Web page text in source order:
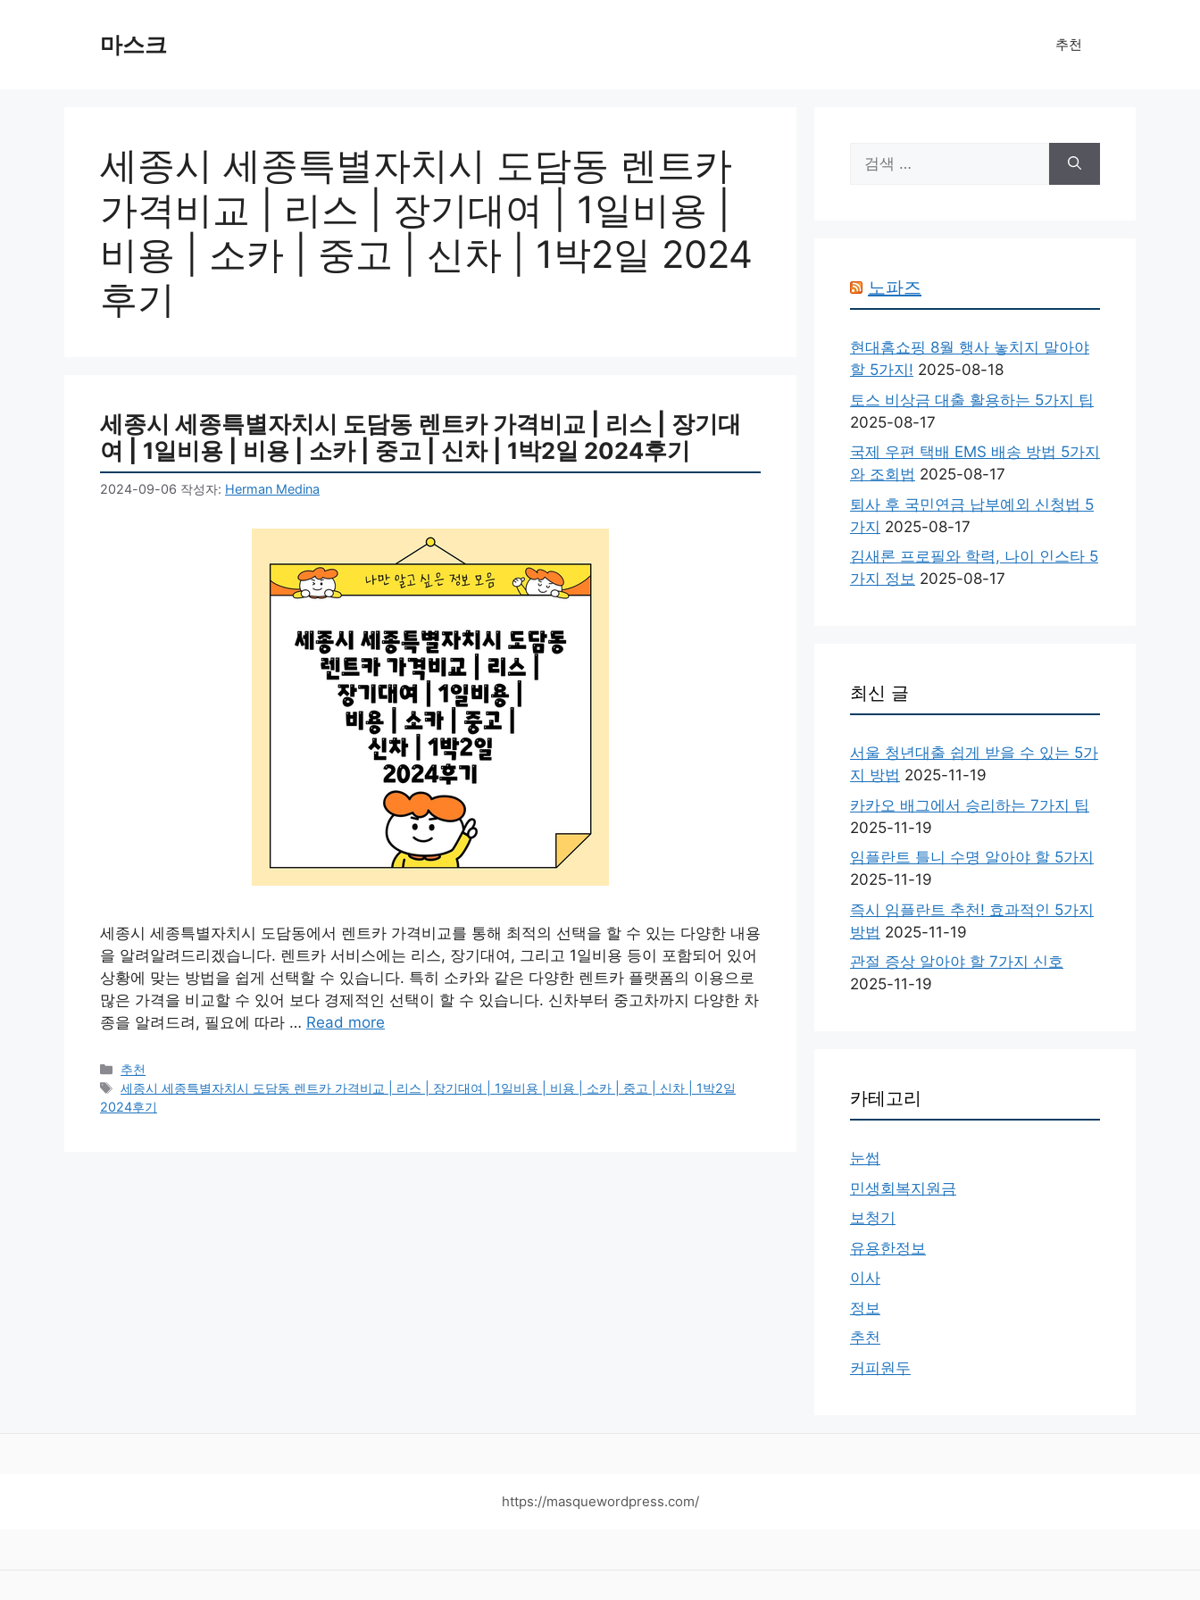
마스크 추천
세종시 세종특별자치시 도담동 렌트카
가격비교 | 리스 | 장기대여 | 1일비용 |
비용 | 소카 | 중고 | 신차 | 1박2일 2024
후기
세종시 세종특별자치시 도담동 렌트카 가격비교 | 리스 | 장기대
여 | 1일비용 | 비용 | 소카 | 중고 | 신차 | 1박2일 2024후기
2024-09-06 작성자: Herman Medina
세종시 세종특별자치시 도담동에서 렌트카 가격비교를 통해 최적의 선택을 할 수 있는 다양한 내용
을 알려알려드리겠습니다. 렌트카 서비스에는 리스, 장기대여, 그리고 1일비용 등이 포함되어 있어
상황에 맞는 방법을 쉽게 선택할 수 있습니다. 특히 소카와 같은 다양한 렌트카 플랫폼의 이용으로
많은 가격을 비교할 수 있어 보다 경제적인 선택이 할 수 있습니다. 신차부터 중고차까지 다양한 차
종을 알려드려, 필요에 따라 … Read more
카
테
고
추천
태
그
세종시 세종특별자치시 도담동 렌트카 가격비교 | 리스 | 장기대여 | 1일비용 | 비용 | 소카 | 중고 | 신차 | 1박2일
2024후기
색:
노파즈
현대홈쇼핑 8월 행사 놓치지 말아야
할 5가지! 2025-08-18
토스 비상금 대출 활용하는 5가지 팁
2025-08-17
국제 우편 택배 EMS 배송 방법 5가지
와 조회법 2025-08-17
퇴사 후 국민연금 납부예외 신청법 5
가지 2025-08-17
김새론 프로필와 학력, 나이 인스타 5
가지 정보 2025-08-17
최신 글
서울 청년대출 쉽게 받을 수 있는 5가
지 방법 2025-11-19
카카오 배그에서 승리하는 7가지 팁
2025-11-19
임플란트 틀니 수명 알아야 할 5가지
2025-11-19
즉시 임플란트 추천! 효과적인 5가지
방법 2025-11-19
관절 증상 알아야 할 7가지 신호
2025-11-19
카테고리
눈썹
민생회복지원금
보청기
유용한정보
이사
정보
추천
커피원두
https://masquewordpress.com/